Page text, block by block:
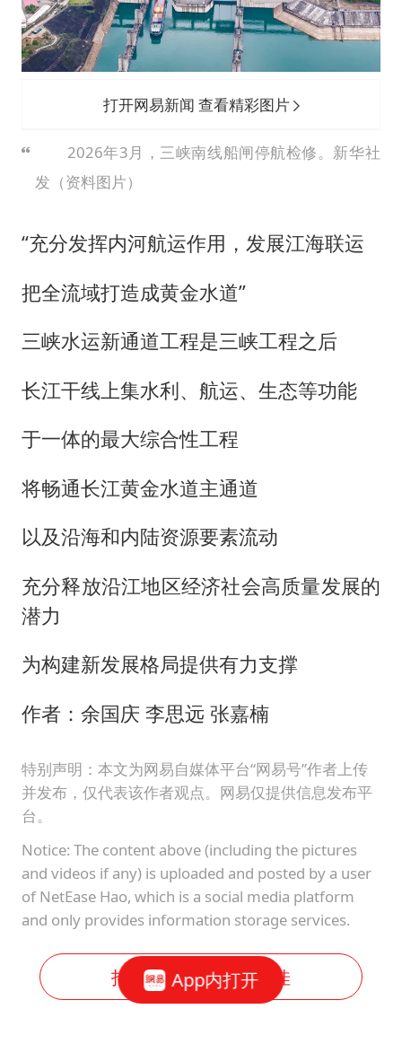
打开网易新闻 查看精彩图片
2026年3月，三峡南线船闸停航检修。新华社
发（资料图片）
“充分发挥内河航运作用，发展江海联运
把全流域打造成黄金水道”
三峡水运新通道工程是三峡工程之后
长江干线上集水利、航运、生态等功能
于一体的最大综合性工程
将畅通长江黄金水道主通道
以及沿海和内陆资源要素流动
充分释放沿江地区经济社会高质量发展的
潜力
为构建新发展格局提供有力支撑
作者：余国庆 李思远 张嘉楠
特别声明：本文为网易自媒体平台“网易号”作者上传
并发布，仅代表该作者观点。网易仅提供信息发布平
台。
Notice: The content above (including the pictures
and videos if any) is uploaded and posted by a user
of NetEase Hao, which is a social media platform
and only provides information storage services.
打开网易新闻体验更佳
App内打开